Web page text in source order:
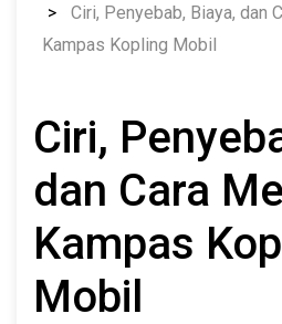
Ciri, Penyebab, Biaya, dan
Kampas Kopling Mobil
Ciri,
dan Cara
Kampas
Mobil